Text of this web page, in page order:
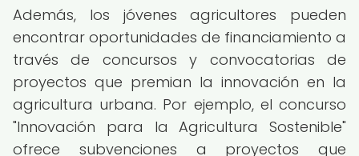
Además, los jóvenes agricultores pueden
encontrar oportunidades de financiamiento a
través de concursos y convocatorias de
proyectos que premian la innovación en la
agricultura urbana. Por ejemplo, el concurso
"Innovación para la Agricultura Sostenible"
ofrece subvenciones a proyectos que